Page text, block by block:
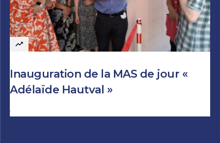
Inauguration de la MAS de jour «
Adélaïde Hautval »